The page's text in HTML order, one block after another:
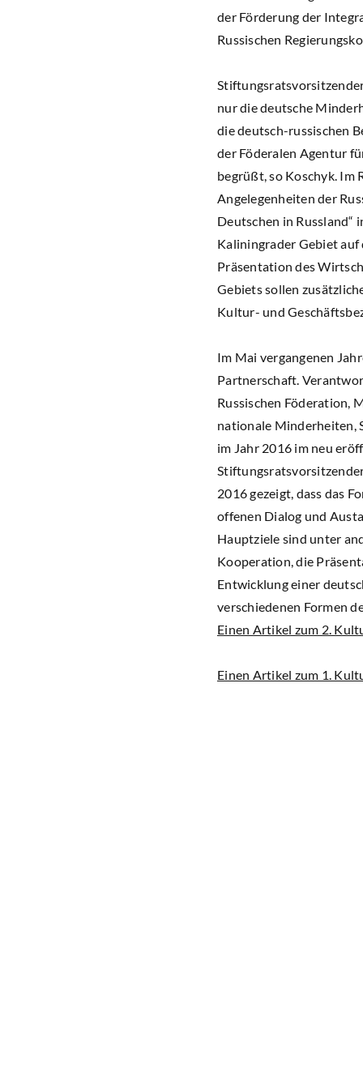
der Förderung der
Russischen
nur die deutsche
die deutsch-russischen
der Föderalen Agentur
begrüßt, so Koschyk. Im
Angelegenheiten der
Deutschen in Russland“
Kaliningrader Gebiet
Präsentation des
Gebiets sollen
Kultur- und
Im Mai vergangenen
Partnerschaft.
Russischen Föderation,
nationale Minderheiten,
im Jahr 2016 im neu
2016 gezeigt, dass das
offenen Dialog und
Hauptziele sind unter
Kooperation, die
Entwicklung einer
verschiedenen Formen
Einen Artikel zum 2.
Einen Artikel zum 1.